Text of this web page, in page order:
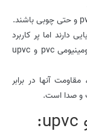
دارند اما پر کاربرد
ترین پروفیل ها برای ساخت پنجره، پروفیل های آلومینیومی pvc و upvc
آنها در برابر
و صدا است.